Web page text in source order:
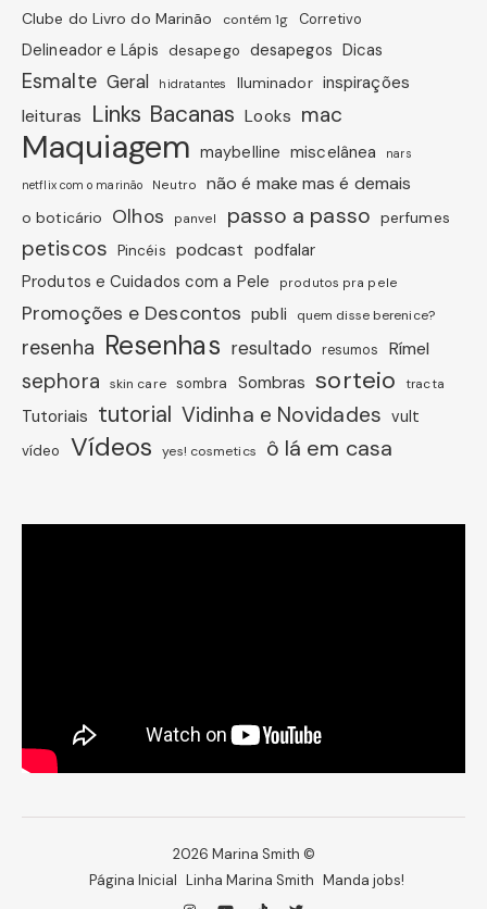
Clube do Livro do Marinão contém 1g Corretivo
Delineador e Lápis desapego desapegos Dicas
Esmalte Geral hidratantes Iluminador inspirações
leituras Links Bacanas Looks mac
Maquiagem maybelline miscelânea nars
netflix com o marinão Neutro não é make mas é demais
o boticário Olhos panvel passo a passo perfumes
petiscos Pincéis podcast podfalar
Produtos e Cuidados com a Pele
produtos pra pele
Promoções e Descontos publi quem disse berenice?
resenha Resenhas resultado resumos Rímel
sephora skin care sombra Sombras sorteio tracta
Tutoriais tutorial Vidinha e Novidades vult
vídeo Vídeos yes! cosmetics ô lá em casa
2026 Marina Smith ©
Página Inicial Linha Marina Smith Manda jobs!